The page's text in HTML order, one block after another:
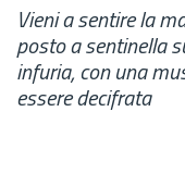
Vieni a sentire la
posto a sentinella
infuria, con una
essere decifrata